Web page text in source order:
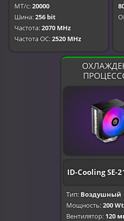
МТ/с:20000
Шина:256 bit
Частота:2070 MHz
Частота OC:2520 MHz
ID-Cooling SE-
Тип: Воздушный
Мощность:200 Wt
Вентилятор: 120